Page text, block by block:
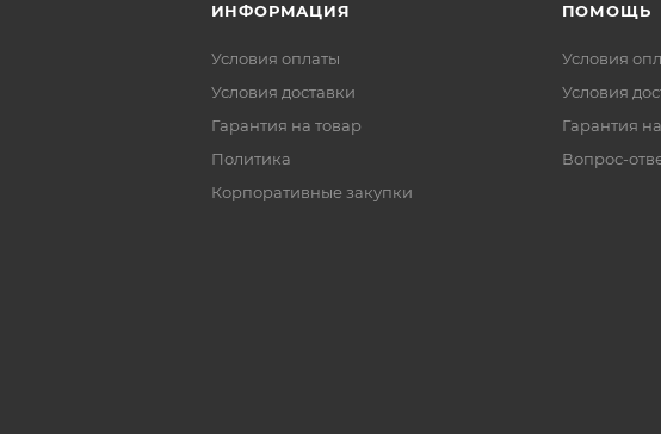
ИНФОРМАЦИЯ
Условия оплаты
Условия доставки
Гарантия на товар
Политика
Корпоративные закупки
ПОМОЩЬ
Условия
Условия
Гарантия
Вопрос-